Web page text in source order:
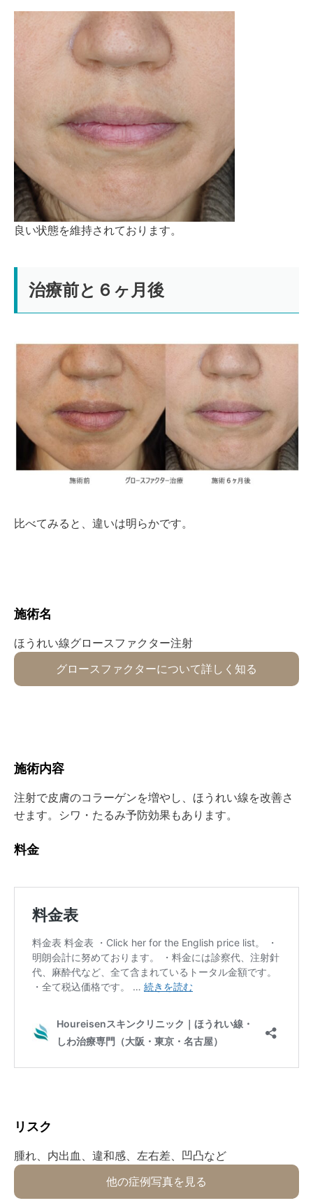
良い状態を維持されております。
治療前と６ヶ月後
比べてみると、違いは明らかです。
施術名⁡
ほうれい線⁡グロースファクター⁡⁡⁡⁡⁡注射
グロースファクターについて詳しく知る
施術内容⁡⁡⁡
注射で皮膚のコラーゲンを増やし、ほうれい線を改善さ
せます。シワ・たるみ予防効果もあります。
料金⁡
リスク⁡
⁡腫れ、内出血、違和感、左右差、凹凸など⁡
他の症例写真を見る